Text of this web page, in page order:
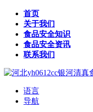
首页
关于我们
食品安全知识
食品安全资讯
联系我们
语言
导航